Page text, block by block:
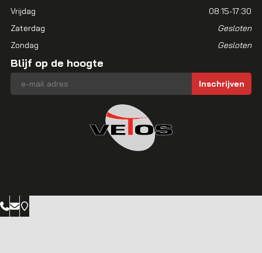
Vrijdag
08:15-17:30
Zaterdag
Gesloten
Zondag
Gesloten
Blijf op de hoogte
E-mailadres